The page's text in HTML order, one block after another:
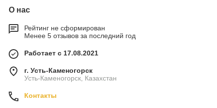
О нас
Рейтинг не сформирован
Менее 5 отзывов за последний год
Работает с 17.08.2021
г. Усть-Каменогорск
Усть-Каменогорск, Казахстан
Контакты